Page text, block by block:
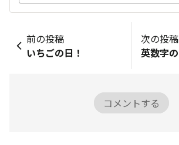
前の投稿
いちごの日！
次の投稿
コメントする